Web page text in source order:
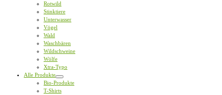
Rotwild
Stinktiere
Unterwasser
Vögel
Wald
Waschbären
Wildschweine
Wölfe
Xtra-Typo
Alle Produkte
Bio-Produkte
T-Shirts